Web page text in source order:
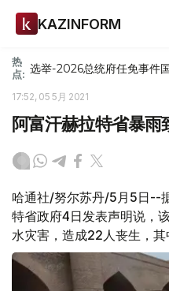
KAZINFORM
热
点: 选举-2026总统府任免事件
17:52, 05 5月 2021
阿富汗赫拉特省暴雨
哈通社/努尔苏丹/5月5日--
特省政府4日发表声明说，
水灾害，造成22人丧生，其